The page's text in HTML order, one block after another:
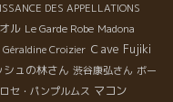
DES APPELLATIONS
ル Le Garde Robe Madona
Croizier Ｃave Fujiki
シュの林さん 渋谷康弘さん ボー
ロセ・パンプルムス マコン